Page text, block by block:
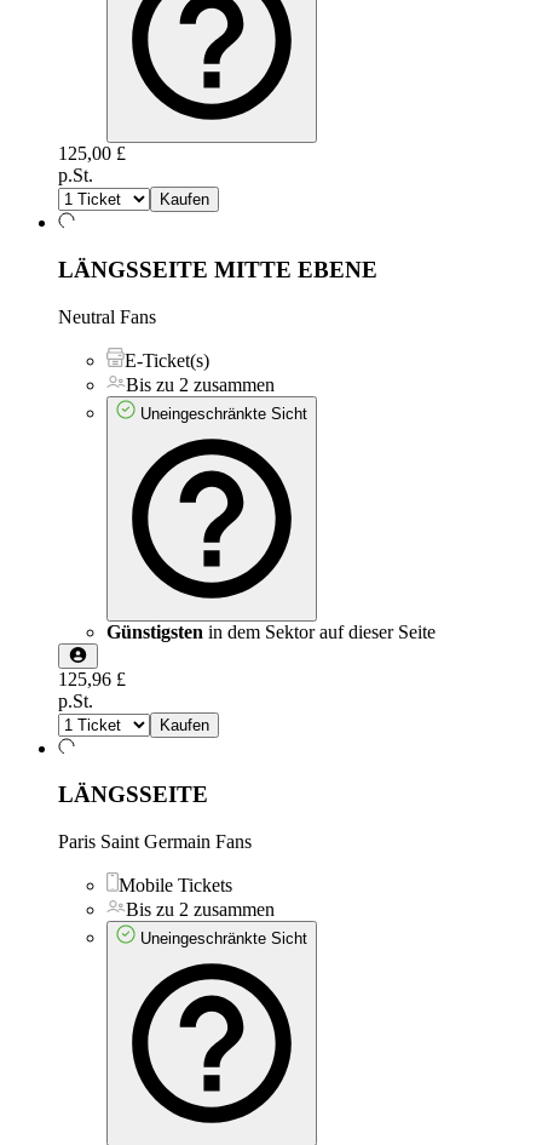
125,00 £
p.St.
Kaufen
LÄNGSSEITE MITTE EBENE
Neutral Fans
E-Ticket(s)
Bis zu 2 zusammen
Uneingeschränkte Sicht
Günstigsten in dem Sektor auf dieser Seite
125,96 £
p.St.
Kaufen
LÄNGSSEITE
Paris Saint Germain Fans
Mobile Tickets
Bis zu 2 zusammen
Uneingeschränkte Sicht